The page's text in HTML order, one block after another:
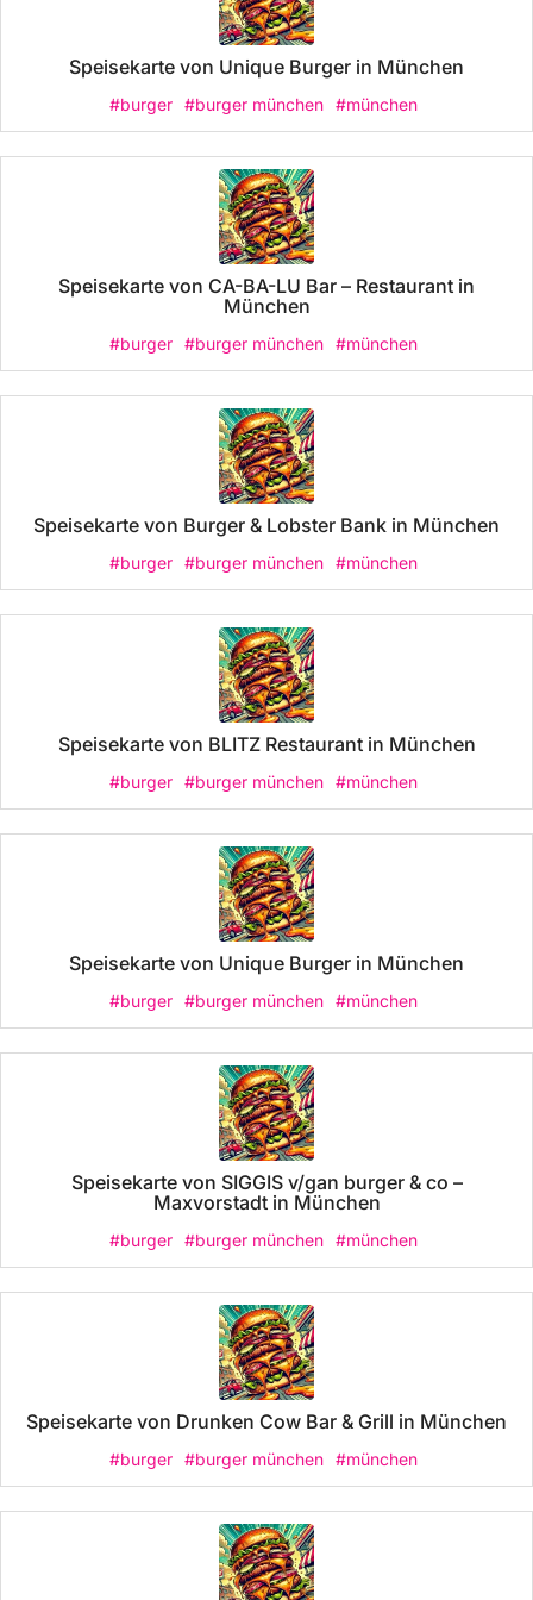
Speisekarte von Unique Burger in München
#burger #burger münchen #münchen
Speisekarte von CA-BA-LU Bar – Restaurant in
München
#burger #burger münchen #münchen
Speisekarte von Burger & Lobster Bank in München
#burger #burger münchen #münchen
Speisekarte von BLITZ Restaurant in München
#burger #burger münchen #münchen
Speisekarte von Unique Burger in München
#burger #burger münchen #münchen
Speisekarte von SIGGIS v/gan burger & co –
Maxvorstadt in München
#burger #burger münchen #münchen
Speisekarte von Drunken Cow Bar & Grill in München
#burger #burger münchen #münchen